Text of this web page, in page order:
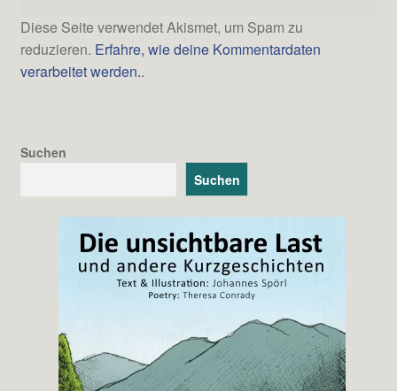
Diese Seite verwendet Akismet, um Spam zu
reduzieren. Erfahre, wie deine Kommentardaten
verarbeitet werden..
Suchen
Suchen